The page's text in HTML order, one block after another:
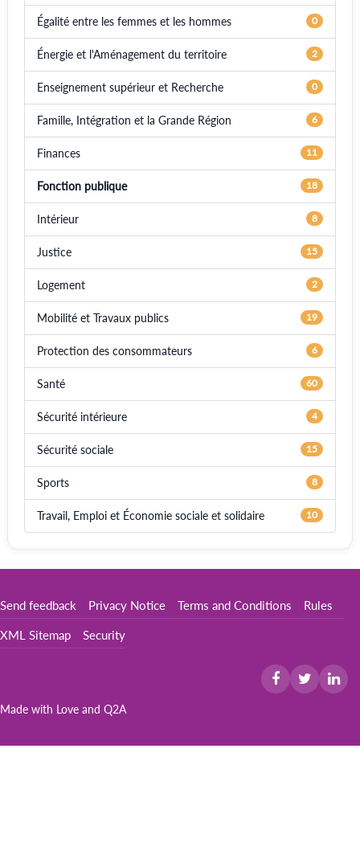
Égalité entre les femmes et les hommes 0
Énergie et l'Aménagement du territoire 2
Enseignement supérieur et Recherche 0
Famille, Intégration et la Grande Région 6
Finances 11
Fonction publique 18
Intérieur 8
Justice 15
Logement 2
Mobilité et Travaux publics 19
Protection des consommateurs 6
Santé 60
Sécurité intérieure 4
Sécurité sociale 15
Sports 8
Travail, Emploi et Économie sociale et solidaire 10
Send feedback Privacy Notice Terms and Conditions Rules
XML Sitemap Security
Made with Love and Q2A